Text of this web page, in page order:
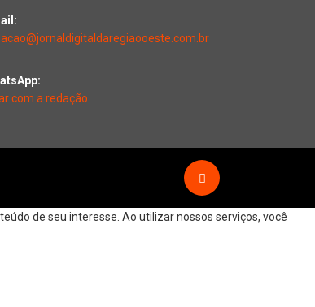
com a redação
de seu interesse. Ao utilizar nossos serviços, você